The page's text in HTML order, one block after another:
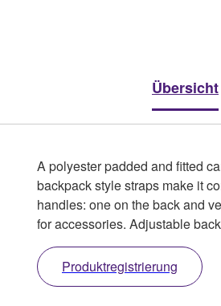
Übersicht
A polyester padded and fitted
backpack style straps make it
handles: one on the back and
for accessories. Adjustable
Produktregistrierung